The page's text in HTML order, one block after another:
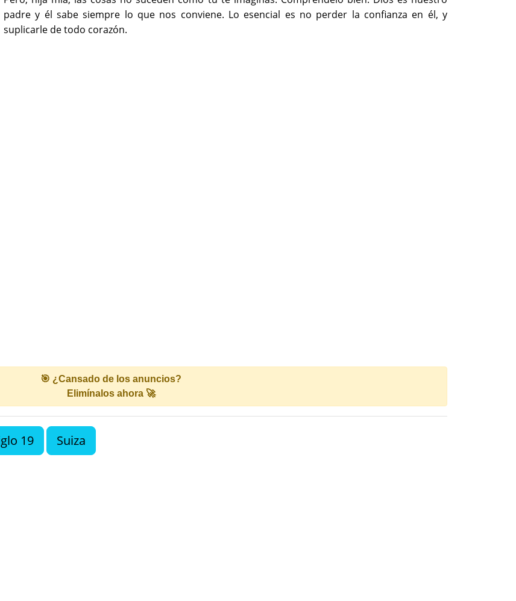
padre y él sabe siempre lo que nos conviene. Lo esencial es no perder la confianza en él, y
suplicarle de todo corazón.
🎯 ¿Cansado de los anuncios?
Elimínalos ahora 🚀
19 Suiza